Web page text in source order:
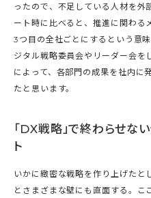
ったので、不足している人材を外
ート時に比べると、推進に関わる
3つ目の全社ごとにするという意
ジタル戦略委員会やリーダー会を
によって、各部門の成果を社内に
たと思います。
「DX戦略」で終わらせな
ト
いかに緻密な戦略を作り上げたと
とさまざまな壁にも直面する。こ